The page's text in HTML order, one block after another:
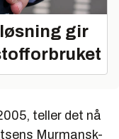
gir
teller det nå
Murmansk-